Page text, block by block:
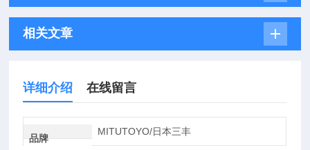
相关文章
详细介绍 在线留言
品牌
MITUTOYO/日本三丰